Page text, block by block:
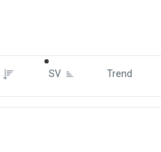
SV Trend